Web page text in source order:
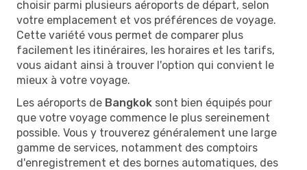
choisir parmi plusieurs aéroports de départ, selon
votre emplacement et vos préférences de voyage.
Cette variété vous permet de comparer plus
facilement les itinéraires, les horaires et les tarifs,
vous aidant ainsi à trouver l'option qui convient le
mieux à votre voyage.
Les aéroports de Bangkok sont bien équipés pour
que votre voyage commence le plus sereinement
possible. Vous y trouverez généralement une large
gamme de services, notamment des comptoirs
d'enregistrement et des bornes automatiques, des